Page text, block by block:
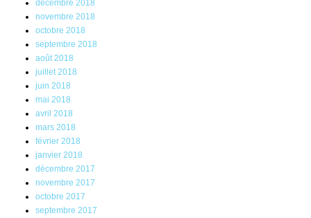
décembre 2018
novembre 2018
octobre 2018
septembre 2018
août 2018
juillet 2018
juin 2018
mai 2018
avril 2018
mars 2018
février 2018
janvier 2018
décembre 2017
novembre 2017
octobre 2017
septembre 2017